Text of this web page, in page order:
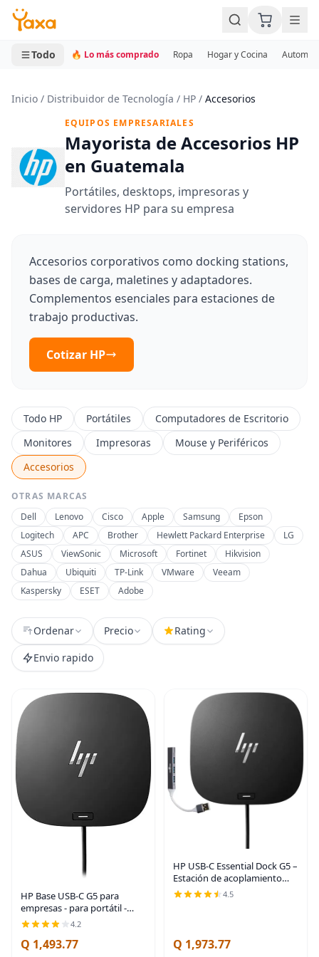
MINI CARRITO
0 productos
Todo 🔥 Lo más comprado Ropa Hogar y Cocina
Inicio / Distribuidor de Tecnología / HP / Accesorios
EQUIPOS EMPRESARIALES
Mayorista de Accesorios HP
en Guatemala
Portátiles, desktops, impresoras y
servidores HP para su empresa
Accesorios corporativos como docking stations,
bases de carga, maletines y adaptadores.
Complementos esenciales para estaciones de
trabajo productivas.
Cotizar HP
Todo HP Portátiles
Computadores de Escritorio
Monitores
Impresoras
Mouse y Periféricos
Accesorios
OTRAS MARCAS
Dell
Lenovo Cisco Apple Samsung
Epson
Logitech
APC Brother Hewlett Packard Enterprise
LG
ASUS
ViewSonic Microsoft Fortinet
Hikvision
Dahua
Ubiquiti TP-Link VMware
Veeam
Kaspersky
ESET Adobe
Ordenar Precio
Rating
Envio rapido
HP Base USB-C G5 para
empresas - para portátil -
USB tipo C - 3 pantallas
compatibles - 4K, QHD, Full
HD - 4 puertos tipo A - 1 x
4.2
Q 1,493.77
HP USB-C Essential Dock G5 –
Estación de acoplamiento
multipuerto con USB-C,
HDMI, DisplayPort, Ethernet
4.5
Q 1,973.77